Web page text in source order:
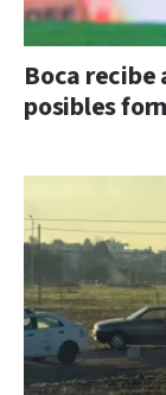
Boca recibe
posibles